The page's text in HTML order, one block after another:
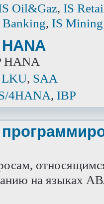
Oil&Gaz, IS
Banking, IS Mining
HANA
LKU, SAA
4HANA, IBP
на языках